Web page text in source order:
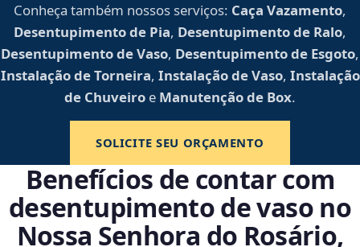
Conheça também nossos serviços: Caça Vazamento,
Desentupimento de Pia, Desentupimento de Ralo,
Desentupimento de Vaso, Desentupimento de Esgoto,
Instalação de Torneira, Instalação de Vaso, Instalação
de Chuveiro e Manutenção de Box.
SOLICITE SEU ORÇAMENTO
Benefícios de contar com
desentupimento de vaso no
Nossa Senhora do Rosário,